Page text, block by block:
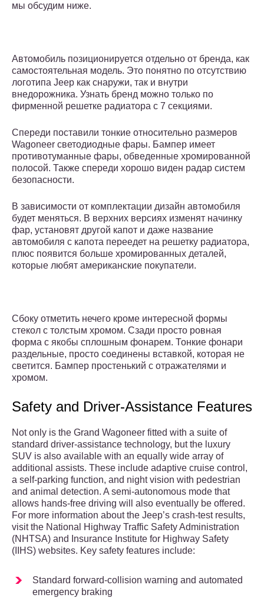
мы обсудим ниже.
Автомобиль позиционируется отдельно от бренда, как
самостоятельная модель. Это понятно по отсутствию
логотипа Jeep как снаружи, так и внутри
внедорожника. Узнать бренд можно только по
фирменной решетке радиатора с 7 секциями.
Спереди поставили тонкие относительно размеров
Wagoneer светодиодные фары. Бампер имеет
противотуманные фары, обведенные хромированной
полосой. Также спереди хорошо виден радар систем
безопасности.
В зависимости от комплектации дизайн автомобиля
будет меняться. В верхних версиях изменят начинку
фар, установят другой капот и даже название
автомобиля с капота переедет на решетку радиатора,
плюс появится больше хромированных деталей,
которые любят американские покупатели.
Сбоку отметить нечего кроме интересной формы
стекол с толстым хромом. Сзади просто ровная
форма с якобы сплошным фонарем. Тонкие фонари
раздельные, просто соединены вставкой, которая не
светится. Бампер простенький с отражателями и
хромом.
Safety and Driver-Assistance Features
Not only is the Grand Wagoneer fitted with a suite of
standard driver-assistance technology, but the luxury
SUV is also available with an equally wide array of
additional assists. These include adaptive cruise control,
a self-parking function, and night vision with pedestrian
and animal detection. A semi-autonomous mode that
allows hands-free driving will also eventually be offered.
For more information about the Jeep’s crash-test results,
visit the National Highway Traffic Safety Administration
(NHTSA) and Insurance Institute for Highway Safety
(IIHS) websites. Key safety features include:
Standard forward-collision warning and automated
emergency braking